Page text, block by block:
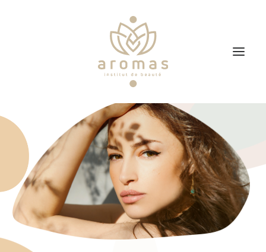
Soins
Je veux faire un bon cadeau
Plan d’accès
Prendre RDV